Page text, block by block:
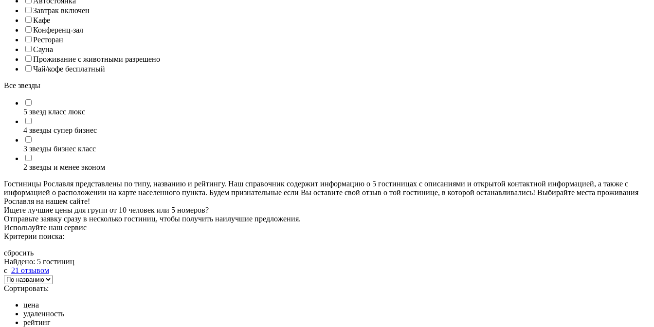
Завтрак включен
Кафе
Конференц-зал
Ресторан
Сауна
Проживание с животными разрешено
Чай/кофе бесплатный
Все звезды
5 звезд класс люкс
4 звезды супер бизнес
3 звезды бизнес класс
2 звезды и менее эконом
Гостиницы Рославля представлены по типу, названию и рейтингу. Наш справочник содержит информацию о 5 гостиницах с описаниями и открытой контактной информацией, а также с
информацией о расположении на карте населенного пункта. Будем признательные если Вы оставите свой отзыв о той гостинице, в которой останавливались! Выбирайте места проживания
Рославля на нашем сайте!
Ищете лучшие цены для групп от 10 человек или 5 номеров?
Отправьте заявку сразу в несколько гостиниц, чтобы получить наилучшие предложения.
Используйте наш сервис
Критерии поиска:
сбросить
Найдено: 5 гостиниц
c 21 отзывом
Сортировать:
цена
удаленность
рейтинг